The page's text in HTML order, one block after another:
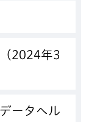
2024年3
ータヘル